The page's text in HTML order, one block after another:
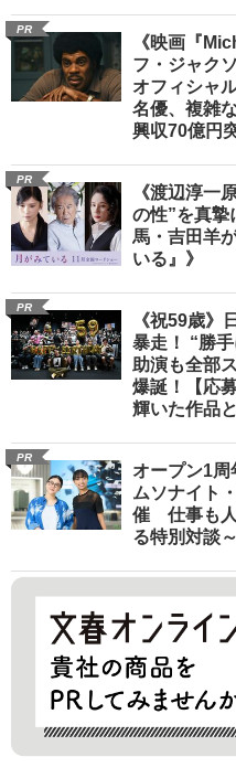
PR
《映画『
フ・ジャク
オフィシャ
名優、複雑
興収70億円
PR
《渡辺淳一
の性”を真摯
馬・吉田羊
いる』》
PR
《祝59歳》
暴走！ “勝
助演も全部
爆誕！【応
輝いた作品
PR
オープン1
ムソナイト
催 仕事も人
る特別対談～